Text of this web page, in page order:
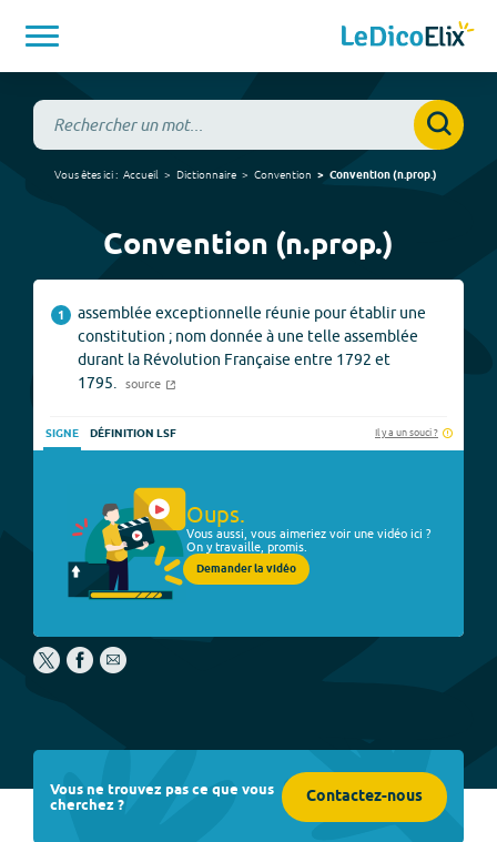
Vous êtes ici : Accueil Dictionnaire Convention Convention(n.prop.)
Convention (n.prop.)
1
assemblée exceptionnelle réunie pour établir une
constitution ; nom donnée à une telle assemblée
durant la Révolution Française entre 1792 et
1795.
source
SIGNE DÉFINITION LSF Il y a un souci ?
Oups.
Vous aussi, vous aimeriez voir une vidéo ici ?
On y travaille, promis.
Demander la vidéo
Vous ne trouvez pas ce que vous
cherchez ? Contactez-nous